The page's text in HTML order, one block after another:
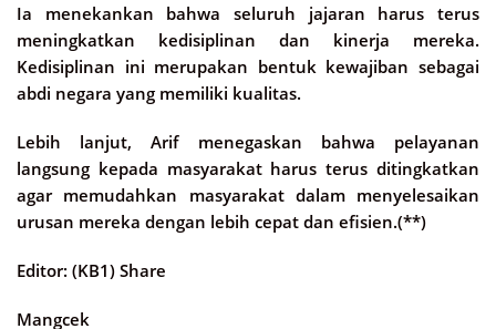
Ia menekankan bahwa seluruh jajaran harus terus
meningkatkan kedisiplinan dan kinerja mereka.
Kedisiplinan ini merupakan bentuk kewajiban sebagai
abdi negara yang memiliki kualitas.
Lebih lanjut, Arif menegaskan bahwa pelayanan
langsung kepada masyarakat harus terus ditingkatkan
agar memudahkan masyarakat dalam menyelesaikan
urusan mereka dengan lebih cepat dan efisien.(**)
Editor: (KB1) Share
Mangcek